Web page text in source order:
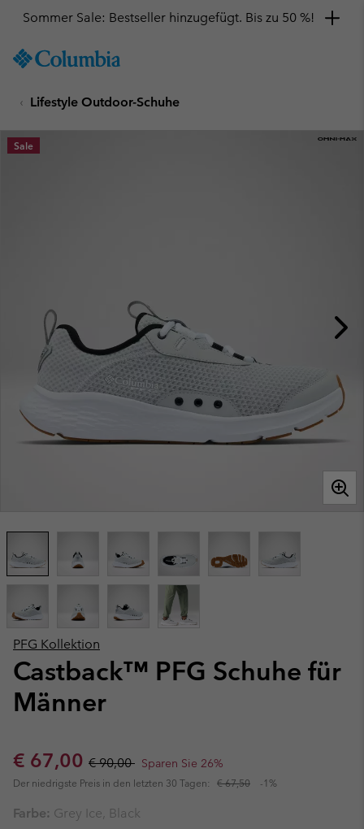
TO
SKIP
MAIN
NAV
Sommer Sale: Bestseller hinzugefügt. Bis zu 50 %!
Lifestyle Outdoor-Schuhe
PFG Kollektion
Castback™ PFG Schuhe für
Männer
Sale price:
€ 67,00 Regular price:
€ 90,00 Sparen Sie 26%
Der niedrigste Preis in den letzten 30 Tagen: € 67,50 -1%
Sale
Farbe: Grey Ice, Black